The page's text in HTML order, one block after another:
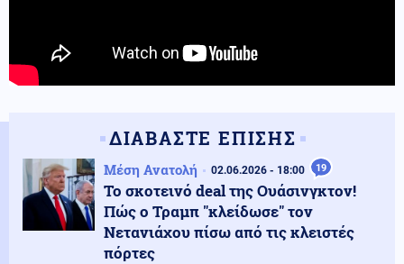
ΔΙΑΒΑΣΤΕ ΕΠΙΣΗΣ
Μέση Ανατολή 02.06.2026 - 18:00 19
Το σκοτεινό deal της Ουάσινγκτον!
Πώς ο Τραμπ "κλείδωσε" τον
Νετανιάχου πίσω από τις κλειστές
πόρτες